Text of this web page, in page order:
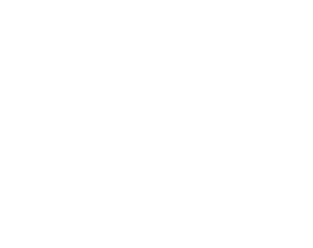
を出してショートブーツを合わ
みいただく為に】